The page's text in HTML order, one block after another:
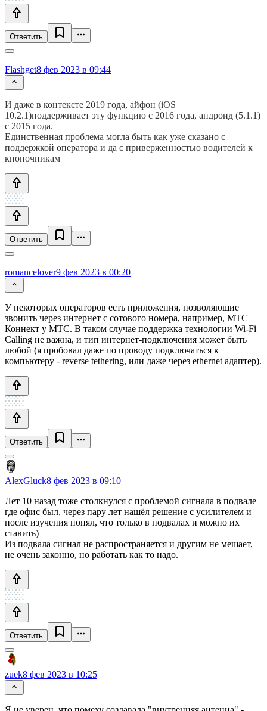
Ответить
Flashget8 фев 2023 в 09:44
И даже в контексте 2019 года, айфон (iOS
10.2.1)поддерживает эту функцию с 2016 года, андроид (5.1.1)
с 2015 года.
Единственная проблема могла быть как уже сказано с
поддержкой оператора и да с приверженностью водителей к
кнопочникам
Ответить
romancelover9 фев 2023 в 00:20
У некоторых операторов есть приложения, позволяющие
звонить через интернет с сотового номера, например, МТС
Коннект у МТС. В таком случае поддержка технологии Wi-Fi
Calling не важна, и тип интернет-подключения может быть
любой (я пробовал даже по проводу подключаться к
компьютеру - reverse tethering, или даже через ethernet адаптер).
Ответить
AlexGluck8 фев 2023 в 09:10
Лет 10 назад тоже столкнулся с проблемой сигнала в подвале
где офис был, через пару лет нашёл решение с усилителем и
после изучения понял, что только в подвалах и можно их
ставить)
Из подвала сигнал не распространяется и другим не мешает,
не очень законно, но работать как то надо.
Ответить
zuek8 фев 2023 в 10:25